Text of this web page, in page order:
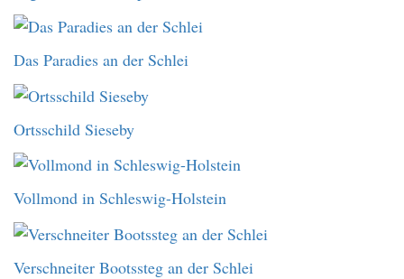
Das Paradies an der Schlei
Ortsschild Sieseby
Vollmond in Schleswig-Holstein
Verschneiter Bootssteg an der Schlei